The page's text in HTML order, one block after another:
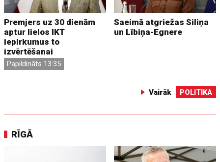
Premjers uz 30 dienām
aptur lielos IKT
iepirkumus to
izvērtēšanai
Papildināts 13:35
Saeimā atgriežas Siliņa
un Lībiņa-Egnere
Vairāk POLITIKA
RĪGĀ